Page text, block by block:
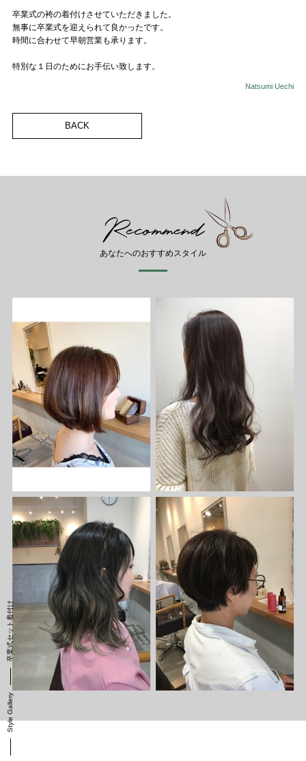
Style Gallery
卒業式セット着付け
卒業式の袴の着付けさせていただきました。
無事に卒業式を迎えられて良かったです。
時間に合わせて早朝営業も承ります。
特別な１日のためにお手伝い致します。
Natsumi Uechi
BACK
Recommend
あなたへのおすすめスタイル